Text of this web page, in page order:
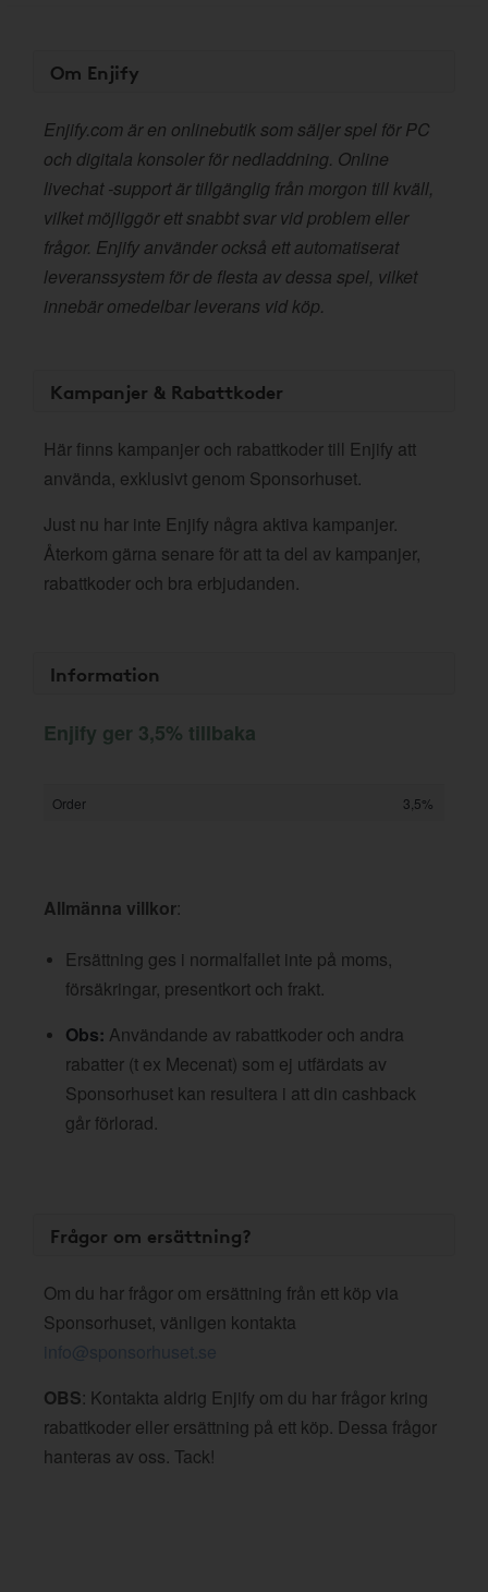
Om Enjify
Enjify.com är en onlinebutik som säljer spel för PC
och digitala konsoler för nedladdning. Online
livechat -support är tillgänglig från morgon till kväll,
vilket möjliggör ett snabbt svar vid problem eller
frågor. Enjify använder också ett automatiserat
leveranssystem för de flesta av dessa spel, vilket
innebär omedelbar leverans vid köp.
Kampanjer & Rabattkoder
Här finns kampanjer och rabattkoder till Enjify att
använda, exklusivt genom Sponsorhuset.
Just nu har inte Enjify några aktiva kampanjer.
Återkom gärna senare för att ta del av kampanjer,
rabattkoder och bra erbjudanden.
Information
Enjify ger 3,5% tillbaka
Order 3,5%
Allmänna villkor:
Ersättning ges i normalfallet inte på moms,
försäkringar, presentkort och frakt.
Obs: Användande av rabattkoder och andra
rabatter (t ex Mecenat) som ej utfärdats av
Sponsorhuset kan resultera i att din cashback
går förlorad.
Frågor om ersättning?
Om du har frågor om ersättning från ett köp via
Sponsorhuset, vänligen kontakta
info@sponsorhuset.se
OBS: Kontakta aldrig Enjify om du har frågor kring
rabattkoder eller ersättning på ett köp. Dessa frågor
hanteras av oss. Tack!